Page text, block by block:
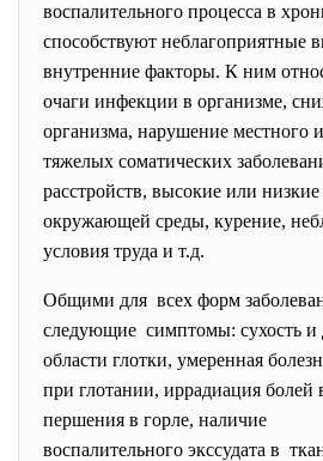
воспалительного процесса в
способствуют неблагоприятные
внутренние факторы. К ним
очаги инфекции в организме,
организма, нарушение местного
тяжелых соматических
расстройств, высокие или
окружающей среды, курение,
условия труда и т.д.
Общими для всех форм
следующие симптомы: сухость и
области глотки, умеренная
при глотании, иррадиация
першения в горле, наличие
воспалительного экссудата в